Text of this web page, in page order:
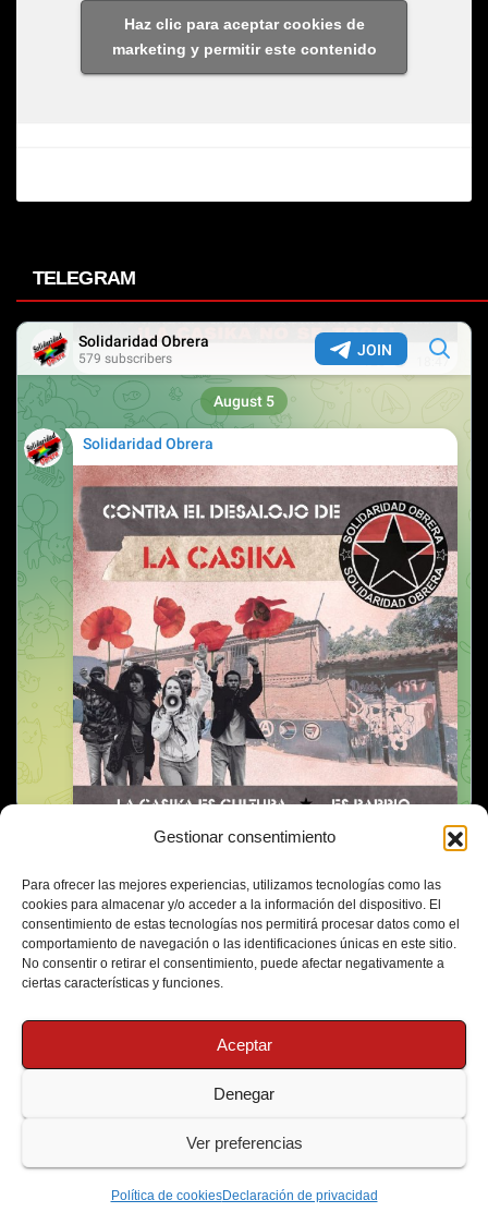
Gestionar consentimiento
Para ofrecer las mejores experiencias, utilizamos tecnologías como las
cookies para almacenar y/o acceder a la información del dispositivo. El
consentimiento de estas tecnologías nos permitirá procesar datos como el
comportamiento de navegación o las identificaciones únicas en este sitio.
No consentir o retirar el consentimiento, puede afectar negativamente a
ciertas características y funciones.
Aceptar
Denegar
Ver preferencias
Política de cookiesDeclaración de privacidad
Haz clic para aceptar cookies de
marketing y permitir este contenido
TELEGRAM